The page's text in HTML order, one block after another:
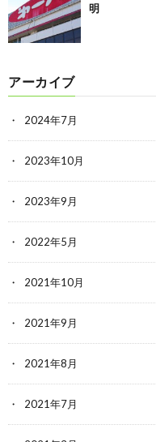
明
アーカイブ
2024年7月
2023年10月
2023年9月
2022年5月
2021年10月
2021年9月
2021年8月
2021年7月